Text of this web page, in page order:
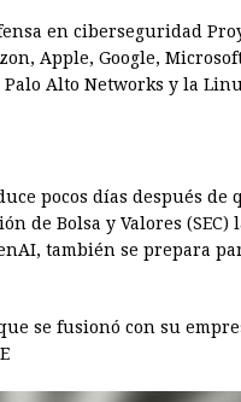
en ciberseguridad
Apple, Google,
Palo Alto Networks y la
pocos días después de
de Bolsa y Valores (SEC)
también se prepara
se fusionó con su